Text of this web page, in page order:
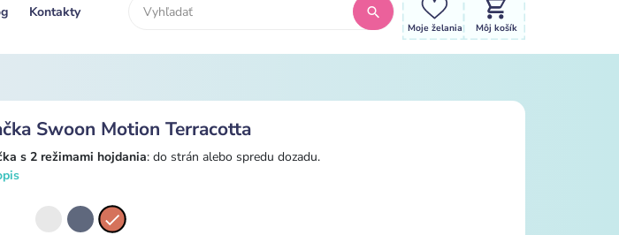
Kontakty
Moje želania Môj košík
Swoon Motion Terracotta
s 2 režimami hojdania: do strán alebo spredu dozadu.